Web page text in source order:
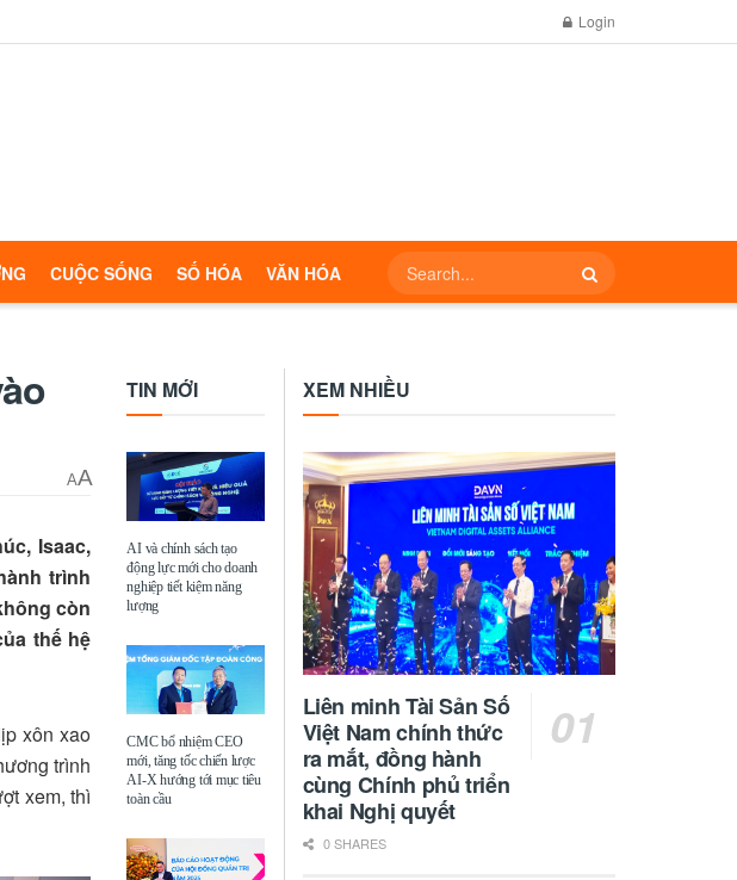
Login
CUỘC SỐNG SỐ HÓA VĂN HÓA
AA
Isaac,
trình
còn
thế hệ
xôn xao
trình
xem, thì
TIN MỚI
AI và chính sách tạo
động lực mới cho doanh
nghiệp tiết kiệm năng
lượng
CMC bổ nhiệm CEO
mới, tăng tốc chiến lược
AI-X hướng tới mục tiêu
toàn cầu
XEM NHIỀU
Liên minh Tài Sản Số
Việt Nam chính thức
ra mắt, đồng hành
cùng Chính phủ triển
khai Nghị quyết
0 SHARES